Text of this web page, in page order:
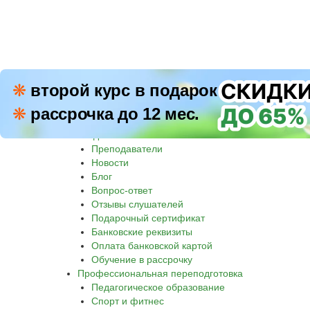
❋ второй курс в подарок
❋ рассрочка до 12 мес.
8 800 500-30-45
Академия
Преподаватели
Новости
Блог
Вопрос-ответ
Отзывы слушателей
Подарочный сертификат
Банковские реквизиты
Оплата банковской картой
Обучение в рассрочку
Профессиональная переподготовка
Педагогическое образование
Спорт и фитнес